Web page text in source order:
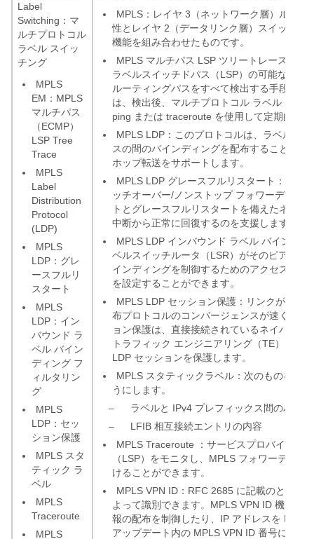
Label
Switching：マ
ルチプロトコル
ラベル スイッ
チング
MPLS
EM：MPLS
マルチパス
（ECMP）
LSP Tree
Trace
MPLS
Label
Distribution
Protocol
(LDP)
MPLS
LDP：グレ
ースフルリ
スタート
MPLS
LDP：イン
バウンド ラ
ベル バイン
ディング フ
ィルタリン
グ
MPLS
LDP：セッ
ション保護
MPLS スタ
ティック ラ
ベル
MPLS
Traceroute
MPLS
MPLS：レイヤ 3（ネットワーク層）ルーテ
性とレイヤ 2（データリンク層）スイッチン
機能を組み合わせたものです。
MPLS マルチパス LSP ツリートレース：出
ラベルスイッチドパス（LSP）の可能な等コ
ルーティングパスをすべて検出する手段を提
は、検出後、マルチプロトコル ラベル スイ
ping または traceroute を使用して定期的に
MPLS LDP：このプロトコルは、ラベルと
スの間のバインディングを配布することによ
ホップ転送をサポートします。
MPLS LDP グレースフルリスタート：
ッチオーバー/ノンストップ フォワーディン
トとグレースフルリスタートを備えたネイバ
中断から正常に回復するのを支援します。
MPLS LDP インバウンド ラベル バインデ
ベルスイッチルータ（LSR）がそのピア
インディングを制御するためのアクセスコン
を設定することができます。
MPLS LDP セッション保護：リンクが停止
布プロトコルのコンバージェンスが速くなり
ョン保護は、直接接続されているネイバー間
トラフィック エンジニアリング（TE）トン
LDP セッションを保護します。
MPLS スタティックラベル：次のものをス
うにします。
–
ラベルと IPv4 プレフィックス間のバイ
–
LFIB 相互接続エントリの内容
MPLS Traceroute ：サービスプロバイダー
（LSP）をモニタし、MPLS フォワーディン
けることができます。
MPLS VPN ID：RFC 2685 に記載のとおり
よって識別できます。MPLS VPN ID 機能を
報の配布を制御したり、IP アドレスを MP-
アップデート内の MPLS VPN ID 番号に関連